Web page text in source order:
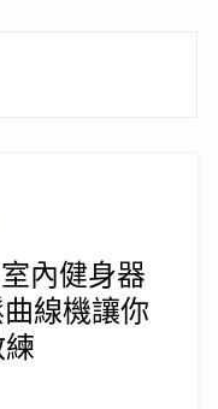
內健身器
線機讓你